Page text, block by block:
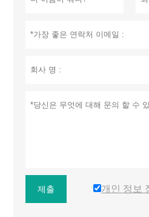
제출 개인 정보